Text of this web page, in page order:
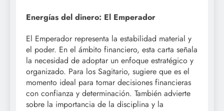
Energías del dinero: El Emperador
El Emperador representa la estabilidad material y
el poder. En el ámbito financiero, esta carta señala
la necesidad de adoptar un enfoque estratégico y
organizado. Para los Sagitario, sugiere que es el
momento ideal para tomar decisiones financieras
con confianza y determinación. También advierte
sobre la importancia de la disciplina y la